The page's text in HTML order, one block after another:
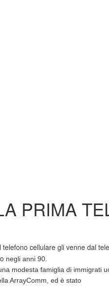
PRIMA
telefono cellulare gli venne dal
negli anni 90.
modesta famiglia di immigrati
ArrayComm, ed è stato